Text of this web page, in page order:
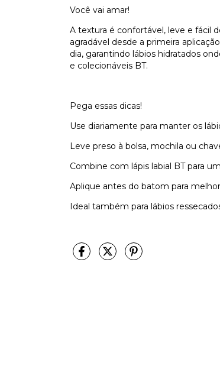
Você vai amar!
A textura é confortável, leve e fácil
agradável desde a primeira
dia, garantindo lábios hidratados
e colecionáveis BT.
Pega essas dicas!
Use diariamente para manter os
Leve preso à bolsa, mochila ou
Combine com lápis labial BT para
Aplique antes do batom para
Ideal também para lábios